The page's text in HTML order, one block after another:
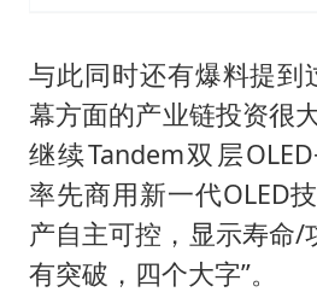
与此同时还有爆料提到
幕方面的产业链投资很
继续Tandem双层
率先商用新一代OLED
产自主可控，显示寿命
有突破，四个大字”。